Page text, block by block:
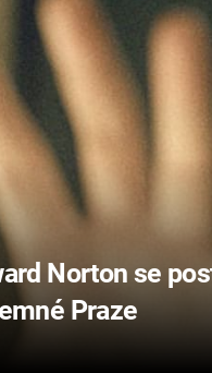
Norton se
Praze